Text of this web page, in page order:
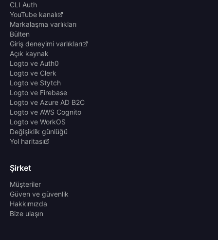
CLI Auth
YouTube kanalı
Markalaşma varlıkları
Bülten
Giriş deneyimi varlıkları
Açık kaynak
Logto ve Auth0
Logto ve Clerk
Logto ve Stytch
Logto ve Firebase
Logto ve Azure AD B2C
Logto ve AWS Cognito
Logto ve WorkOS
Değişiklik günlüğü
Yol haritası
Şirket
Müşteriler
Güven ve güvenlik
Hakkımızda
Bize ulaşın